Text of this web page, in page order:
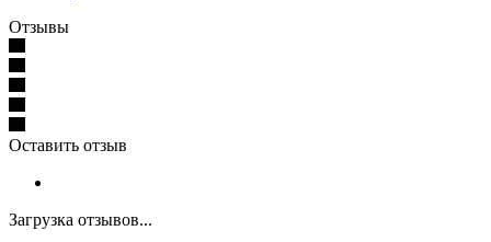
Отзывы
Оставить отзыв
Загрузка отзывов...